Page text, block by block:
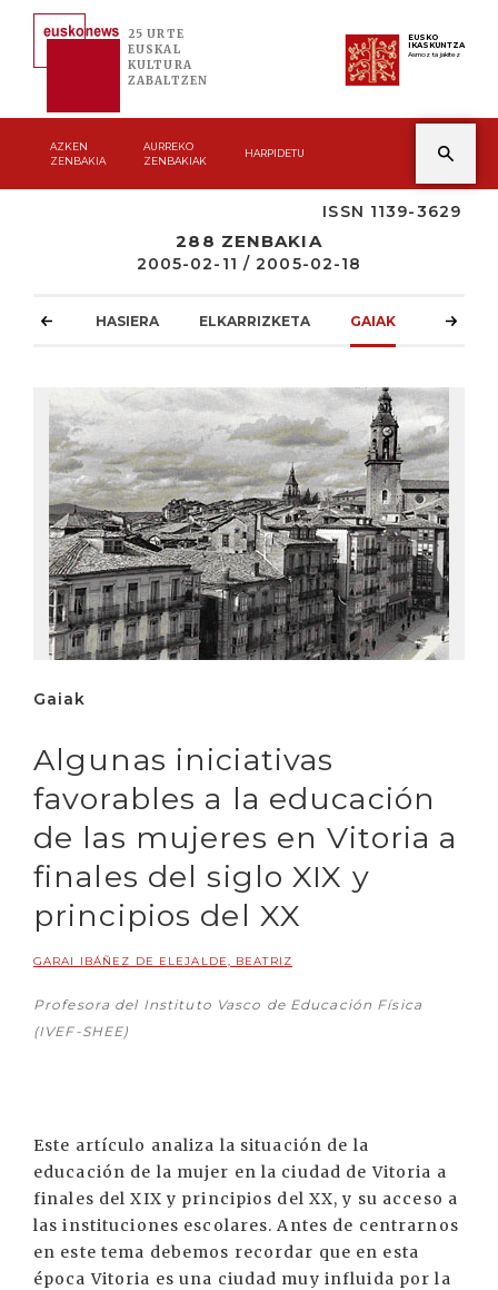
25 URTE
EUSKAL
KULTURA
ZABALTZEN
EUSKO
IKASKUNTZA
Asmoz ta jakitez
AZKEN
ZENBAKIA
AURREKO
ZENBAKIAK
HARPIDETU
ISSN 1139-3629
288 ZENBAKIA
2005-02-11 / 2005-02-18
HASIERA ELKARRIZKETA GAIAK
Gaiak
Algunas iniciativas
favorables a la educación
de las mujeres en Vitoria a
finales del siglo XIX y
principios del XX
GARAI IBÁÑEZ DE ELEJALDE, BEATRIZ
Profesora del Instituto Vasco de Educación Física
(IVEF-SHEE)
Este artículo analiza la situación de la
educación de la mujer en la ciudad de Vitoria a
finales del XIX y principios del XX, y su acceso a
las instituciones escolares. Antes de centrarnos
en este tema debemos recordar que en esta
época Vitoria es una ciudad muy influida por la